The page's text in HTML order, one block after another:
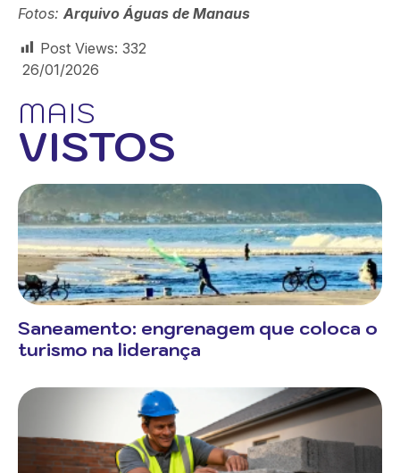
Fotos: Arquivo Águas de Manaus
Post Views: 332
26/01/2026
MAIS
VISTOS
Saneamento: engrenagem que coloca o
turismo na liderança